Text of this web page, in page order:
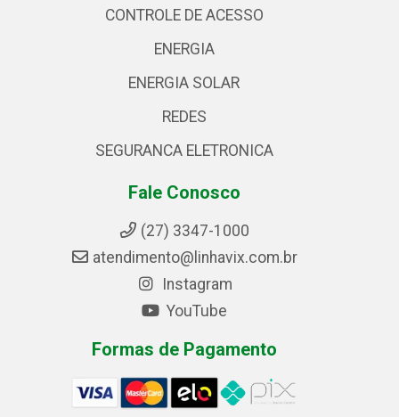
CONTROLE DE ACESSO
ENERGIA
ENERGIA SOLAR
REDES
SEGURANCA ELETRONICA
Fale Conosco
(27) 3347-1000
atendimento@linhavix.com.br
Instagram
YouTube
Formas de Pagamento